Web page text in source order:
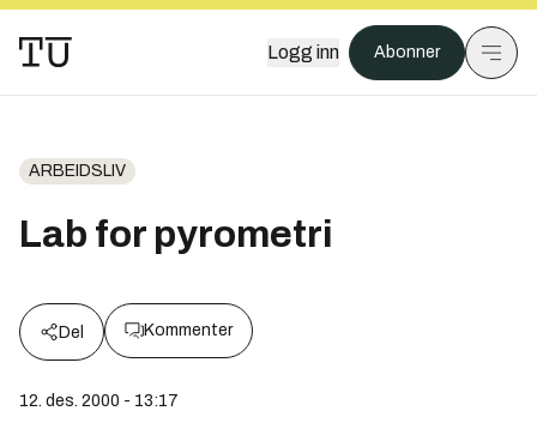
Logg inn Abonner
ARBEIDSLIV
Lab for pyrometri
Del Kommenter
12. des. 2000 - 13:17